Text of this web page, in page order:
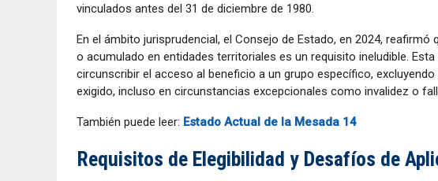
vinculados antes del 31 de diciembre de 1980.
En el ámbito jurisprudencial, el Consejo de Estado, en 2024,
o acumulado en entidades territoriales es un requisito ineludible.
circunscribir el acceso al beneficio a un grupo específico,
exigido, incluso en circunstancias excepcionales como invalidez o
También puede leer: Estado Actual de la Mesada 14
Requisitos de Elegibilidad y Desafíos de